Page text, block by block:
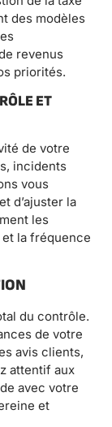
des modèles
revenus
priorités.
ET
de votre
incidents
vous
d’ajuster la
les
la fréquence
du contrôle.
de votre
avis clients,
attentif aux
avec votre
et